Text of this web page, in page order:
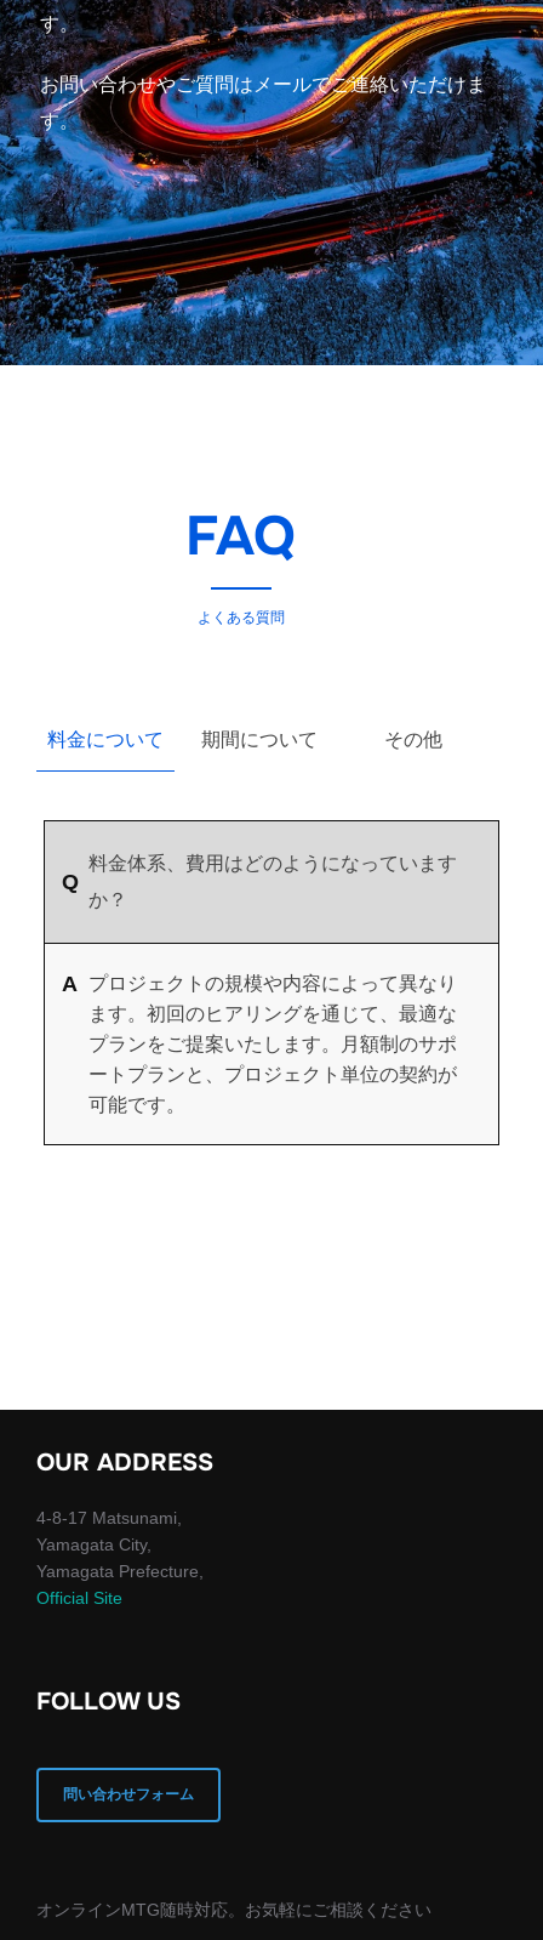
す。
お問い合わせやご質問はメールでご連絡いただけま
す。
FAQ
よくある質問
料金について 期間について その他
料金体系、費用はどのようになっています
か？
プロジェクトの規模や内容によって異なり
ます。初回のヒアリングを通じて、最適な
プランをご提案いたします。月額制のサポ
ートプランと、プロジェクト単位の契約が
可能です。
OUR ADDRESS
4-8-17 Matsunami,
Yamagata City,
Yamagata Prefecture,
Official Site
FOLLOW US
問い合わせフォーム
オンラインMTG随時対応。お気軽にご相談ください